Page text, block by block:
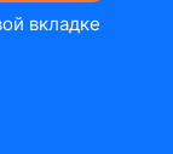
вкладке